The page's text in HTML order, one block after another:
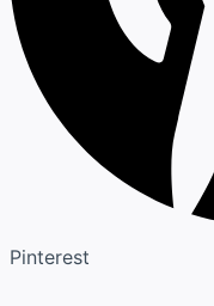
Pinterest